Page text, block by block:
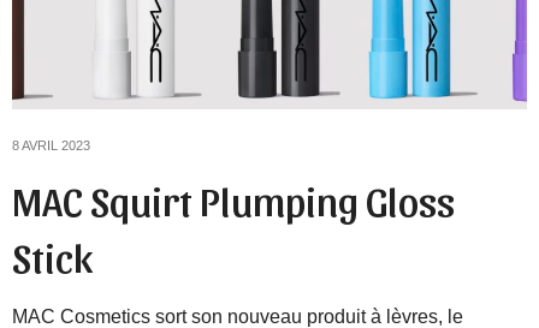
8 AVRIL 2023
MAC Squirt Plumping Gloss
Stick
MAC Cosmetics sort son nouveau produit à lèvres, le